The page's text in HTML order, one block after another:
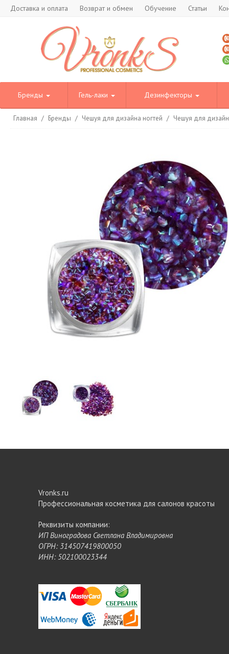
Доставка и оплата Возврат и обмен Обучение Статьи
Бренды Гель-лаки Дезинфекторы
Главная / Бренды / Чешуя для дизайна ногтей / Чешуя для
Vronks.ru
Профессиональная косметика для салонов красоты
Реквизиты компании:
ИП Виноградова Светлана Владимировна
ОГРН: 314507419800050
ИНН: 502100023344